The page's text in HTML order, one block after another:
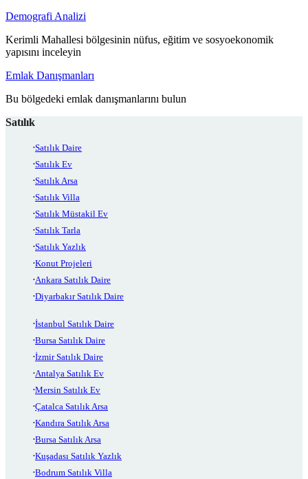
Demografi Analizi
Kerimli Mahallesi bölgesinin nüfus, eğitim ve sosyoekonomik
yapısını inceleyin
Emlak Danışmanları
Bu bölgedeki emlak danışmanlarını bulun
Satılık
Satılık Daire
Satılık Ev
Satılık Arsa
Satılık Villa
Satılık Müstakil Ev
Satılık Tarla
Satılık Yazlık
Konut Projeleri
Ankara Satılık Daire
Diyarbakır Satılık Daire
İstanbul Satılık Daire
Bursa Satılık Daire
İzmir Satılık Daire
Antalya Satılık Ev
Mersin Satılık Ev
Çatalca Satılık Arsa
Kandıra Satılık Arsa
Bursa Satılık Arsa
Kuşadası Satılık Yazlık
Bodrum Satılık Villa